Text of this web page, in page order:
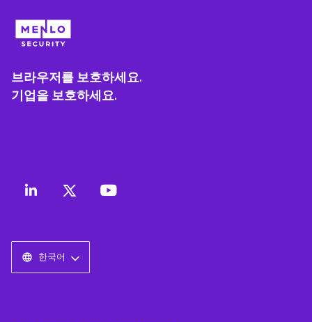
브라우저를 보호하세요.
기업을 보호하세요.
한국어